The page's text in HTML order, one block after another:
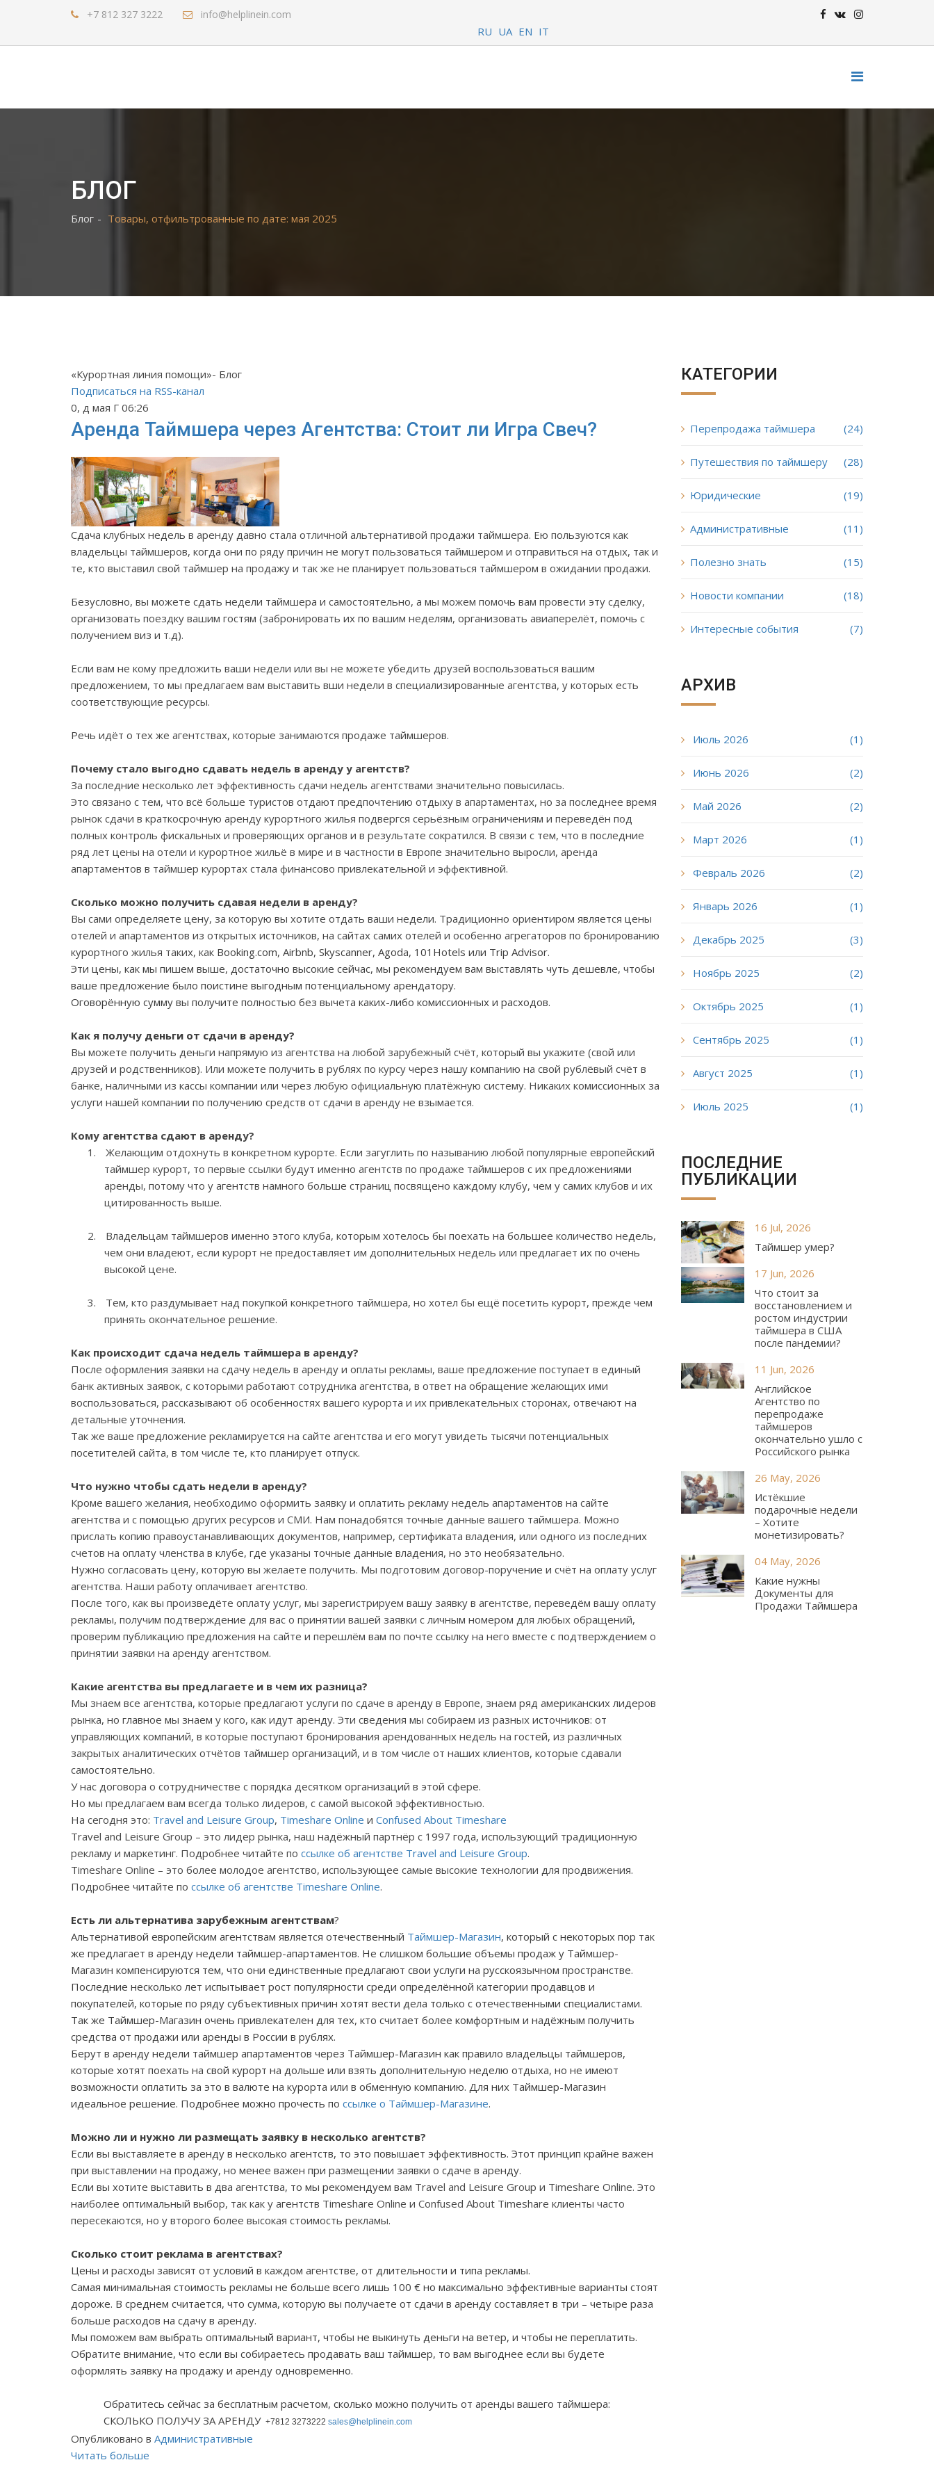
+7 812 327 3222 info@helplinein.com
RU UA EN IT
БЛОГ
Блог Товары, отфильтрованные по дате: мая 2025
«Курортная линия помощи»- Блог
Подписаться на RSS-канал
0, д мая Г 06:26
Аренда Таймшера через Агентства: Стоит ли Игра Свеч?
Сдача клубных недель в аренду давно стала отличной альтернативой продажи таймшера. Ею пользуются как
владельцы таймшеров, когда они по ряду причин не могут пользоваться таймшером и отправиться на отдых, так и
те, кто выставил свой таймшер на продажу и так же не планирует пользоваться таймшером в ожидании продажи.
Безусловно, вы можете сдать недели таймшера и самостоятельно, а мы можем помочь вам провести эту сделку,
организовать поездку вашим гостям (забронировать их по вашим неделям, организовать авиаперелёт, помочь с
получением виз и т.д).
Если вам не кому предложить ваши недели или вы не можете убедить друзей воспользоваться вашим
предложением, то мы предлагаем вам выставить вши недели в специализированные агентства, у которых есть
соответствующие ресурсы.
Речь идёт о тех же агентствах, которые занимаются продаже таймшеров.
Почему стало выгодно сдавать недель в аренду у агентств?
За последние несколько лет эффективность сдачи недель агентствами значительно повысилась.
Это связано с тем, что всё больше туристов отдают предпочтению отдыху в апартаментах, но за последнее время
рынок сдачи в краткосрочную аренду курортного жилья подвергся серьёзным ограничениям и переведён под
полных контроль фискальных и проверяющих органов и в результате сократился. В связи с тем, что в последние
ряд лет цены на отели и курортное жильё в мире и в частности в Европе значительно выросли, аренда
апартаментов в таймшер курортах стала финансово привлекательной и эффективной.
Сколько можно получить сдавая недели в аренду?
Вы сами определяете цену, за которую вы хотите отдать ваши недели. Традиционно ориентиром является цены
отелей и апартаментов из открытых источников, на сайтах самих отелей и особенно агрегаторов по бронированию
курортного жилья таких, как Booking.com, Airbnb, Skyscanner, Agoda, 101 Hotels или Trip Advisor.
Эти цены, как мы пишем выше, достаточно высокие сейчас, мы рекомендуем вам выставлять чуть дешевле, чтобы
ваше предложение было поистине выгодным потенциальному арендатору.
Оговорённую сумму вы получите полностью без вычета каких-либо комиссионных и расходов.
Как я получу деньги от сдачи в аренду?
Вы можете получить деньги напрямую из агентства на любой зарубежный счёт, который вы укажите (свой или
друзей и родственников). Или можете получить в рублях по курсу через нашу компанию на свой рублёвый счёт в
банке, наличными из кассы компании или через любую официальную платёжную систему. Никаких комиссионных за
услуги нашей компании по получению средств от сдачи в аренду не взымается.
Кому агентства сдают в аренду?
1.
Желающим отдохнуть в конкретном курорте. Если загуглить по называнию любой популярные европейский
таймшер курорт, то первые ссылки будут именно агентств по продаже таймшеров с их предложениями
аренды, потому что у агентств намного больше страниц посвящено каждому клубу, чем у самих клубов и их
цитированность выше.
2.
Владельцам таймшеров именно этого клуба, которым хотелось бы поехать на большее количество недель,
чем они владеют, если курорт не предоставляет им дополнительных недель или предлагает их по очень
высокой цене.
3.
Тем, кто раздумывает над покупкой конкретного таймшера, но хотел бы ещё посетить курорт, прежде чем
принять окончательное решение.
Как происходит сдача недель таймшера в аренду?
После оформления заявки на сдачу недель в аренду и оплаты рекламы, ваше предложение поступает в единый
банк активных заявок, с которыми работают сотрудника агентства, в ответ на обращение желающих ими
воспользоваться, рассказывают об особенностях вашего курорта и их привлекательных сторонах, отвечают на
детальные уточнения.
Так же ваше предложение рекламируется на сайте агентства и его могут увидеть тысячи потенциальных
посетителей сайта, в том числе те, кто планирует отпуск.
Что нужно чтобы сдать недели в аренду?
Кроме вашего желания, необходимо оформить заявку и оплатить рекламу недель апартаментов на сайте
агентства и с помощью других ресурсов и СМИ. Нам понадобятся точные данные вашего таймшера. Можно
прислать копию правоустанавливающих документов, например, сертификата владения, или одного из последних
счетов на оплату членства в клубе, где указаны точные данные владения, но это необязательно.
Нужно согласовать цену, которую вы желаете получить. Мы подготовим договор-поручение и счёт на оплату услуг
агентства. Наши работу оплачивает агентство.
После того, как вы произведёте оплату услуг, мы зарегистрируем вашу заявку в агентстве, переведём вашу оплату
рекламы, получим подтверждение для вас о принятии вашей заявки с личным номером для любых обращений,
проверим публикацию предложения на сайте и перешлём вам по почте ссылку на него вместе с подтверждением о
принятии заявки на аренду агентством.
Какие агентства вы предлагаете и в чем их разница?
Мы знаем все агентства, которые предлагают услуги по сдаче в аренду в Европе, знаем ряд американских лидеров
рынка, но главное мы знаем у кого, как идут аренду. Эти сведения мы собираем из разных источников: от
управляющих компаний, в которые поступают бронирования арендованных недель на гостей, из различных
закрытых аналитических отчётов таймшер организаций, и в том числе от наших клиентов, которые сдавали
самостоятельно.
У нас договора о сотрудничестве с порядка десятком организаций в этой сфере.
Но мы предлагаем вам всегда только лидеров, с самой высокой эффективностью.
На сегодня это: Travel and Leisure Group, Timeshare Online и Confused About Timeshare
Travel and Leisure Group – это лидер рынка, наш надёжный партнёр с 1997 года, использующий традиционную
рекламу и маркетинг. Подробнее читайте по ссылке об агентстве Travel and Leisure Group.
Timeshare Online – это более молодое агентство, использующее самые высокие технологии для продвижения.
Подробнее читайте по ссылке об агентстве Timeshare Online.
Есть ли альтернатива зарубежным агентствам?
Альтернативой европейским агентствам является отечественный Таймшер-Магазин, который с некоторых пор так
же предлагает в аренду недели таймшер-апартаментов. Не слишком большие объемы продаж у Таймшер-
Магазин компенсируются тем, что они единственные предлагают свои услуги на русскоязычном пространстве.
Последние несколько лет испытывает рост популярности среди определённой категории продавцов и
покупателей, которые по ряду субъективных причин хотят вести дела только с отечественными специалистами.
Так же Таймшер-Магазин очень привлекателен для тех, кто считает более комфортным и надёжным получить
средства от продажи или аренды в России в рублях.
Берут в аренду недели таймшер апартаментов через Таймшер-Магазин как правило владельцы таймшеров,
которые хотят поехать на свой курорт на дольше или взять дополнительную неделю отдыха, но не имеют
возможности оплатить за это в валюте на курорта или в обменную компанию. Для них Таймшер-Магазин
идеальное решение. Подробнее можно прочесть по ссылке о Таймшер-Магазине.
Можно ли и нужно ли размещать заявку в несколько агентств?
Если вы выставляете в аренду в несколько агентств, то это повышает эффективность. Этот принцип крайне важен
при выставлении на продажу, но менее важен при размещении заявки о сдаче в аренду.
Если вы хотите выставить в два агентства, то мы рекомендуем вам Travel and Leisure Group и Timeshare Online. Это
наиболее оптимальный выбор, так как у агентств Timeshare Online и Confused About Timeshare клиенты часто
пересекаются, но у второго более высокая стоимость рекламы.
Сколько стоит реклама в агентствах?
Цены и расходы зависят от условий в каждом агентстве, от длительности и типа рекламы.
Самая минимальная стоимость рекламы не больше всего лишь 100 € но максимально эффективные варианты стоят
дороже. В среднем считается, что сумма, которую вы получаете от сдачи в аренду составляет в три – четыре раза
больше расходов на сдачу в аренду.
Мы поможем вам выбрать оптимальный вариант, чтобы не выкинуть деньги на ветер, и чтобы не переплатить.
Обратите внимание, что если вы собираетесь продавать ваш таймшер, то вам выгоднее если вы будете
оформлять заявку на продажу и аренду одновременно.
Обратитесь сейчас за бесплатным расчетом, сколько можно получить от аренды вашего таймшера:
СКОЛЬКО ПОЛУЧУ ЗА АРЕНДУ +7812 3273222sales@helplinein.com
Опубликовано в Административные
Читать больше
КАТЕГОРИИ
Перепродажа таймшера (24)
Путешествия по таймшеру (28)
Юридические (19)
Административные (11)
Полезно знать (15)
Новости компании (18)
Интересные события (7)
АРХИВ
Июль 2026 (1)
Июнь 2026 (2)
Май 2026 (2)
Март 2026 (1)
Февраль 2026 (2)
Январь 2026 (1)
Декабрь 2025 (3)
Ноябрь 2025 (2)
Октябрь 2025 (1)
Сентябрь 2025 (1)
Август 2025 (1)
Июль 2025 (1)
ПОСЛЕДНИЕ
ПУБЛИКАЦИИ
16 Jul, 2026
Таймшер умер?
17 Jun, 2026
Что стоит за
восстановлением и
ростом индустрии
таймшера в США
после пандемии?
11 Jun, 2026
Английское
Агентство по
перепродаже
таймшеров
окончательно ушло с
Российского рынка
26 May, 2026
Истёкшие
подарочные недели
– Хотите
монетизировать?
04 May, 2026
Какие нужны
Документы для
Продажи Таймшера